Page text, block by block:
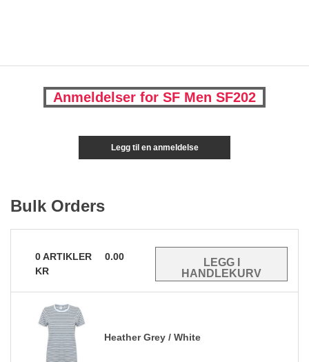
Anmeldelser for SF Men SF202
Legg til en anmeldelse
Bulk Orders
0ARTIKLER
0.00
KR
Heather Grey / White